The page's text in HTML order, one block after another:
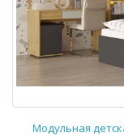
Модульная